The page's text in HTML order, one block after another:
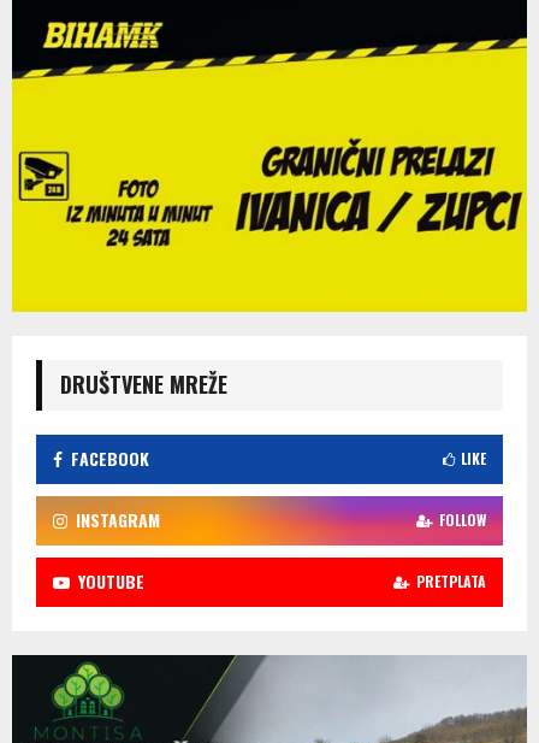
DRUŠTVENE MREŽE
FACEBOOK LIKE
INSTAGRAM FOLLOW
YOUTUBE PRETPLATA